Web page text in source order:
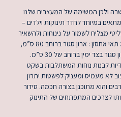
ולכן המשימה של המעצבים שלנו
במיוחד לחדר תינוקות וילדים –
מצליח לשמור על נינוחות ולהשאיר
את החדר מאוורר. הארון מגיע עם 3 תאי אחסון : ארון סגור ברוחב 80 ס”מ,
תאים פתוחים רוחב של 41 ס”מ וארון סגור בצד ימין ברוחב של 30 ס”מ.
לבנות נוחות המשתלבות בשקט
לא מעמיס ומעניק לפשטות יתרון
והוא מתוכנן בצורה חכמה. סידור
לצרכים המתפתחים של התינוק